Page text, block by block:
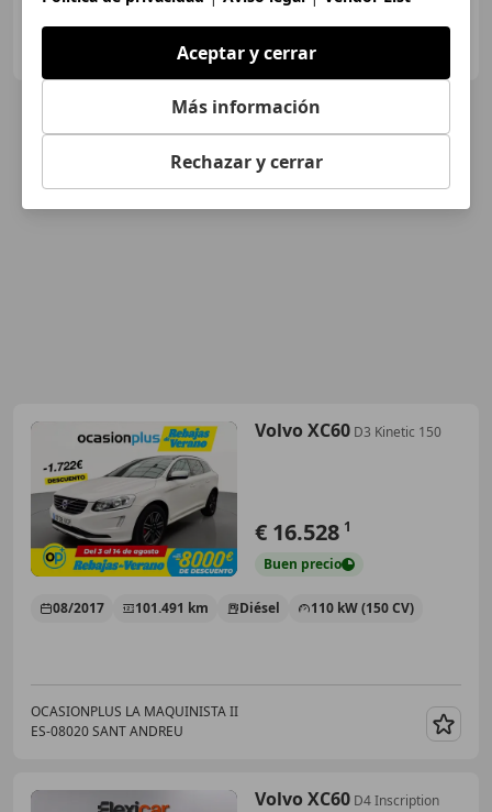
HR MOTOR MANRESA
Volvo XC60 D3 Kinetic 150
€ 16.528 1
Buen precio
08/2017 101.491 km Diésel 110 kW (150 CV)
OCASIONPLUS LA MAQUINISTA II
ES-08020 SANT ANDREU
Volvo XC60 D4 Inscription
Aceptar y cerrar
Más información
Rechazar y cerrar